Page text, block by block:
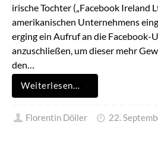
irische Tochter („Facebook Ireland
amerikanischen Unternehmens
erging ein Aufruf an die Facebook-
anzuschließen, um dieser mehr
den…
Weiterlesen…
Florentin Döller 22.